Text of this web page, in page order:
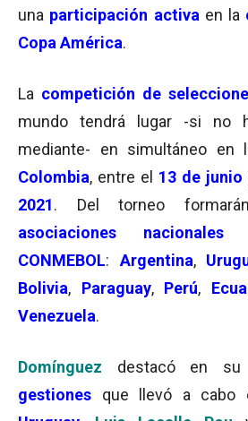
una participación activa en la
Copa América.
La competición de
mundo tendrá lugar -si no
mediante- en simultáneo en
Colombia, entre el 13 de junio
2021. Del torneo
asociaciones nacionales
CONMEBOL: Argentina,
Bolivia, Paraguay,Perú,
Venezuela.
Domínguez
destacó en
gestiones que llevó a cabo